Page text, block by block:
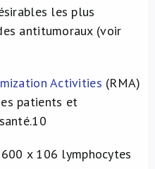
les plus
antitumoraux (voir
Activities (RMA)
patients et
10
x 106 lymphocytes